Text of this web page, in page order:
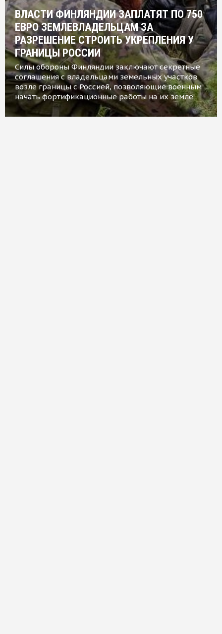
ВЛАСТИ ФИНЛЯНДИИ ЗАПЛАТЯТ ПО 750
ЕВРО ЗЕМЛЕВЛАДЕЛЬЦАМ ЗА
РАЗРЕШЕНИЕ СТРОИТЬ УКРЕПЛЕНИЯ У
ГРАНИЦЫ РОССИИ
Силы обороны Финляндии заключают секретные
соглашения с владельцами земельных участков
возле границы с Россией, позволяющие военным
начать фортификационные работы на их земле